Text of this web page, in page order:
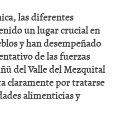
las diferentes
un lugar crucial en
y han desempeñado
de las fuerzas
del Valle del Mezquital
claramente por tratarse
alimenticias y